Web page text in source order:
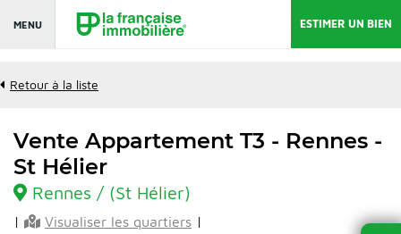
MENU ESTIMER UN BIEN
Retour à la liste
Vente Appartement T3 - Rennes -
St Hélier
Rennes / (St Hélier)
| Visualiser les quartiers |